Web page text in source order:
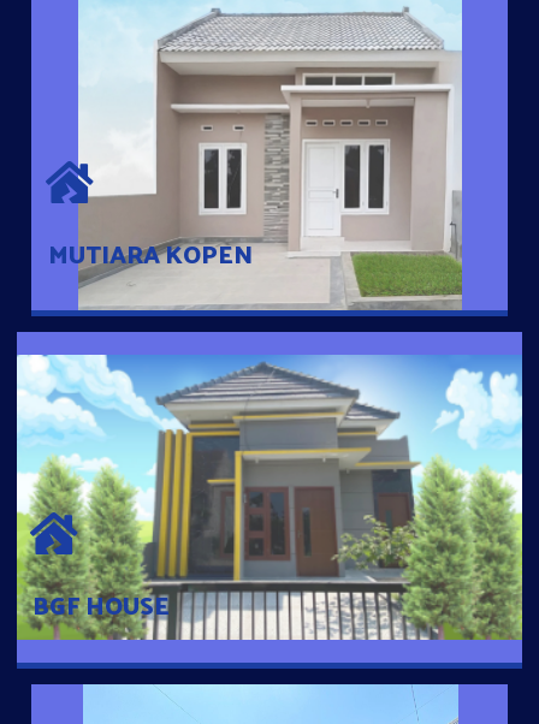
MUTIARA KOPEN
MUTIARA KOPEN
Hunian nyaman dengan suasana pedesaan. 10 menit dari pusat
kota, 2 menit dari Ring Road
BGF HOUSE
BGF HOUSE
Hunian Mewah Pusat Kota dengan fasilitas Free Desain, Dapur,
Parkir Mobil dengan 3 Kamar Tidur dan 2 Kamar Mandi.